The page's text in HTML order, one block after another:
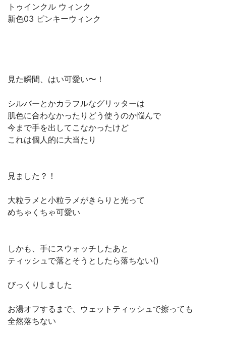
トゥインクル ウィンク
新色03 ピンキーウィンク
見た瞬間、はい可愛い〜！
シルバーとかカラフルなグリッターは
肌色に合わなかったりどう使うのか悩んで
今まで手を出してこなかったけど
これは個人的に大当たり
見ました？！
大粒ラメと小粒ラメがきらりと光って
めちゃくちゃ可愛い
しかも、手にスウォッチしたあと
ティッシュで落とそうとしたら落ちない()
びっくりしました
お湯オフするまで、ウェットティッシュで擦っても
全然落ちない